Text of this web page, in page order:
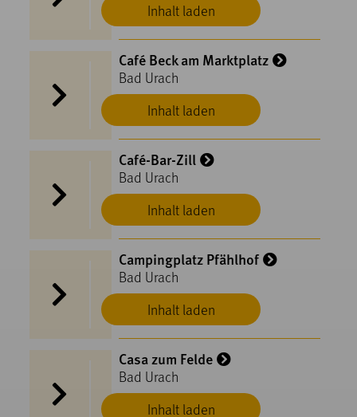
Inhalt laden
Inhalt laden
Café Beck am Marktplatz
Bad Urach
Inhalt laden
Café-Bar-Zill
Bad Urach
Inhalt laden
Campingplatz Pfählhof
Bad Urach
Inhalt laden
Casa zum Felde
Bad Urach